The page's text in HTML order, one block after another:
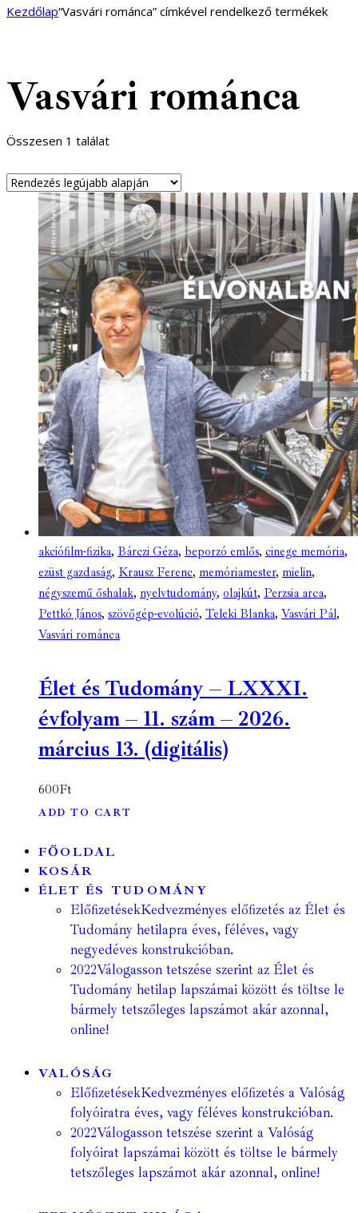
Kezdőlap“Vasvári románca” címkével rendelkező termékek
Vasvári románca
Összesen 1 találat
akciófilm-fizika, Bárczi Géza, beporzó emlős, cinege memória,
ezüst gazdaság, Krausz Ferenc, memóriamester, mielin,
négyszemű őshalak, nyelvtudomány, olajkút, Perzsia arca,
Pettkó János, szövőgép-evolúció, Teleki Blanka, Vasvári Pál,
Vasvári románca
Élet és Tudomány – LXXXI.
évfolyam – 11. szám – 2026.
március 13. (digitális)
600Ft
ADD TO CART
FŐOLDAL
KOSÁR
ÉLET ÉS TUDOMÁNY
ElőfizetésekKedvezményes előfizetés az Élet és
Tudomány hetilapra éves, féléves, vagy
negyedéves konstrukcióban.
2022Válogasson tetszése szerint az Élet és
Tudomány hetilap lapszámai között és töltse le
bármely tetszőleges lapszámot akár azonnal,
online!
VALÓSÁG
ElőfizetésekKedvezményes előfizetés a Valóság
folyóiratra éves, vagy féléves konstrukcióban.
2022Válogasson tetszése szerint a Valóság
folyóirat lapszámai között és töltse le bármely
tetszőleges lapszámot akár azonnal, online!